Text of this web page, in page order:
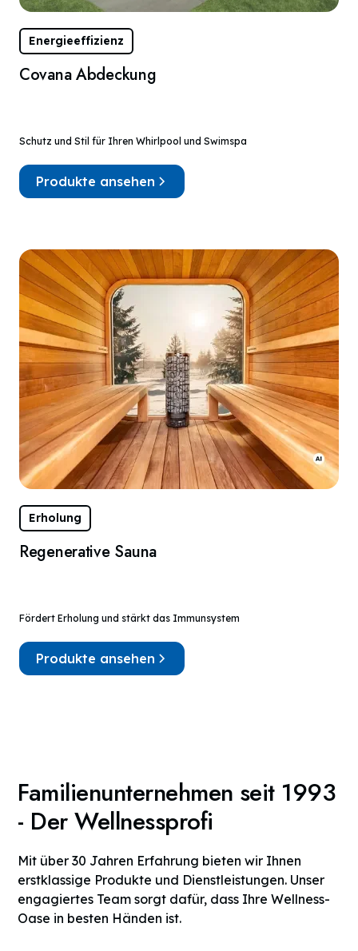
Energieeffizienz
Covana Abdeckung
Schutz und Stil für Ihren Whirlpool und Swimspa
Produkte ansehen
Erholung
Regenerative Sauna
Fördert Erholung und stärkt das Immunsystem
Produkte ansehen
Familienunternehmen seit 1993
- Der Wellnessprofi
Mit über 30 Jahren Erfahrung bieten wir Ihnen
erstklassige Produkte und Dienstleistungen. Unser
engagiertes Team sorgt dafür, dass Ihre Wellness-
Oase in besten Händen ist.